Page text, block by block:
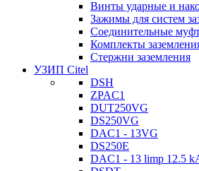
Винты ударные и
Зажимы для систем
Соединительные
Комплекты
Стержни заземления
УЗИП Citel
DSH
ZPAC1
DUT250VG
DS250VG
DAC1 - 13VG
DS250E
DAC1 - 13 limp 12.5